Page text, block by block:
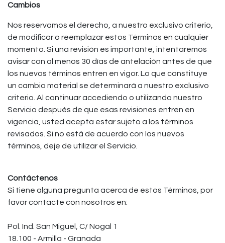
Cambios
Nos reservamos el derecho, a nuestro exclusivo criterio,
de modificar o reemplazar estos Términos en cualquier
momento. Si una revisión es importante, intentaremos
avisar con al menos 30 días de antelación antes de que
los nuevos términos entren en vigor. Lo que constituye
un cambio material se determinará a nuestro exclusivo
criterio. Al continuar accediendo o utilizando nuestro
Servicio después de que esas revisiones entren en
vigencia, usted acepta estar sujeto a los términos
revisados. Si no está de acuerdo con los nuevos
términos, deje de utilizar el Servicio.
Contáctenos
Si tiene alguna pregunta acerca de estos Términos, por
favor contacte con nosotros en:
Pol. Ind. San Miguel, C/ Nogal 1
18.100 - Armilla - Granada